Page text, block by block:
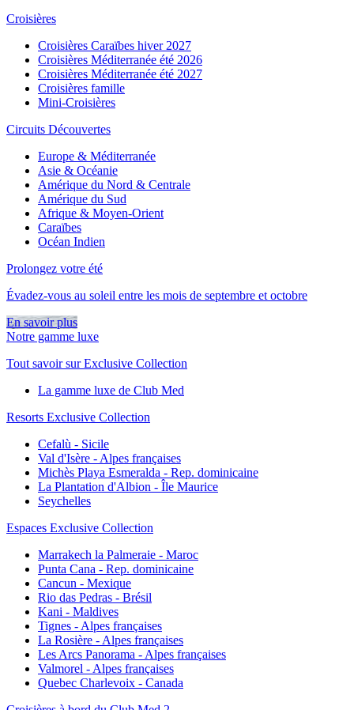
Croisières
Croisières Caraïbes hiver 2027
Croisières Méditerranée été 2026
Croisières Méditerranée été 2027
Croisières famille
Mini-Croisières
Circuits Découvertes
Europe & Méditerranée
Asie & Océanie
Amérique du Nord & Centrale
Amérique du Sud
Afrique & Moyen-Orient
Caraïbes
Océan Indien
Prolongez votre été
Évadez-vous au soleil entre les mois de septembre et octobre
En savoir plus
Notre gamme luxe
Tout savoir sur Exclusive Collection
La gamme luxe de Club Med
Resorts Exclusive Collection
Cefalù - Sicile
Val d'Isère - Alpes françaises
Michès Playa Esmeralda - Rep. dominicaine
La Plantation d'Albion - Île Maurice
Seychelles
Espaces Exclusive Collection
Marrakech la Palmeraie - Maroc
Punta Cana - Rep. dominicaine
Cancun - Mexique
Rio das Pedras - Brésil
Kani - Maldives
Tignes - Alpes françaises
La Rosière - Alpes françaises
Les Arcs Panorama - Alpes françaises
Valmorel - Alpes françaises
Quebec Charlevoix - Canada